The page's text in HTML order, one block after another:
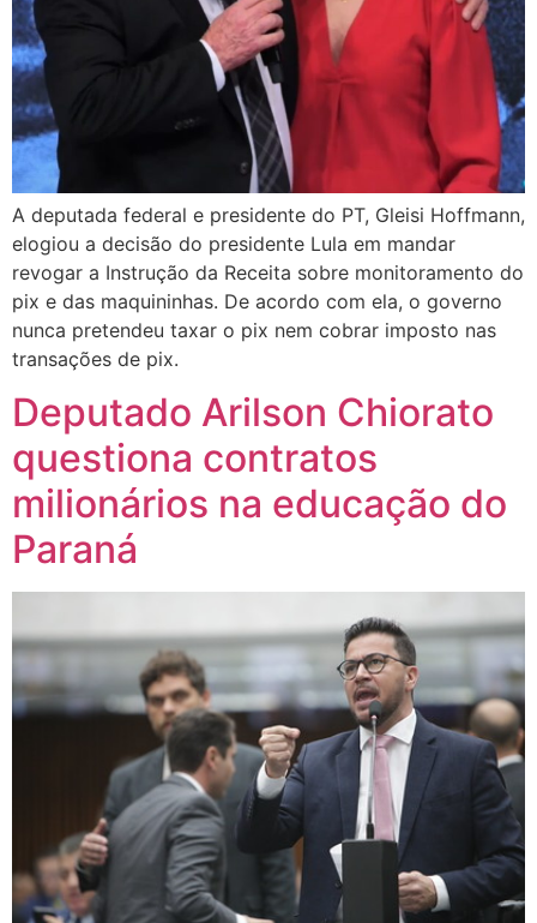
A deputada federal e presidente do PT, Gleisi Hoffmann,
elogiou a decisão do presidente Lula em mandar
revogar a Instrução da Receita sobre monitoramento do
pix e das maquininhas. De acordo com ela, o governo
nunca pretendeu taxar o pix nem cobrar imposto nas
transações de pix.
Deputado Arilson Chiorato
questiona contratos
milionários na educação do
Paraná